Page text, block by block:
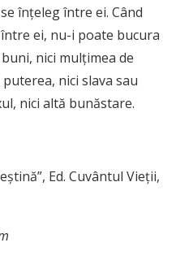
înțeleg între ei. Când
ei, nu-i poate bucura
nici mulțimea de
nici slava sau
nici altă bunăstare.
Ed. Cuvântul Vieții,